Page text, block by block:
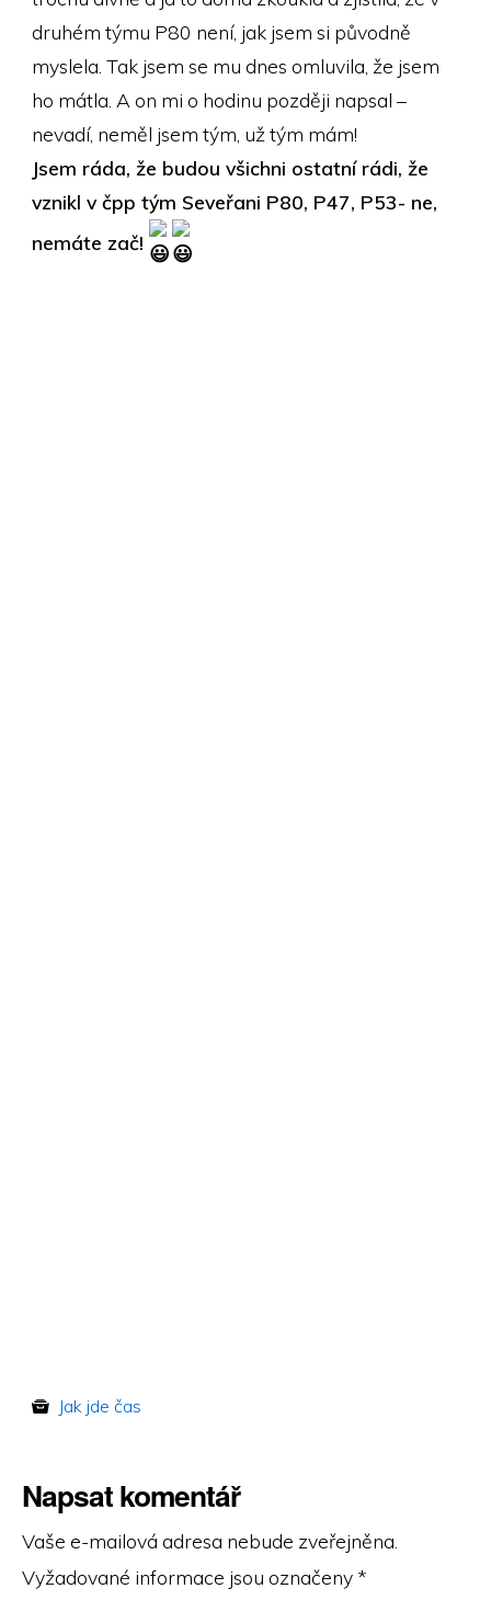
druhém týmu P80 není, jak jsem si původně
myslela. Tak jsem se mu dnes omluvila, že jsem
ho mátla. A on mi o hodinu později napsal –
nevadí, neměl jsem tým, už tým mám!
Jsem ráda, že budou všichni ostatní rádi, že
vznikl v čpp tým Seveřani P80, P47, P53- ne,
nemáte zač!
Jak jde čas
Napsat komentář
Vaše e-mailová adresa nebude zveřejněna.
Vyžadované informace jsou označeny *